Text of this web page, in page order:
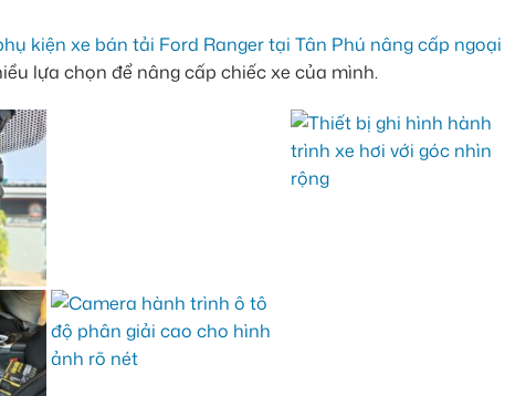
kiện xe bán tải Ford Ranger tại Tân Phú nâng cấp ngoại
lựa chọn để nâng cấp chiếc xe của mình.